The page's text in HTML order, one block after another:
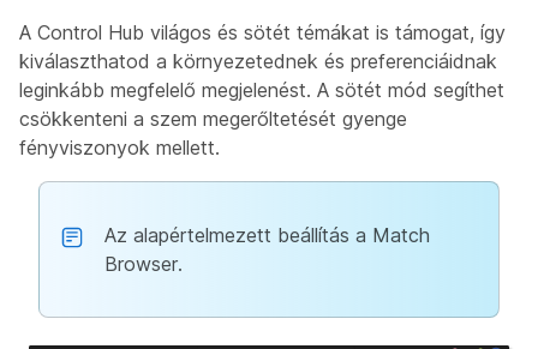
A Control Hub világos és sötét témákat is támogat, így
kiválaszthatod a környezetednek és preferenciáidnak
leginkább megfelelő megjelenést. A sötét mód segíthet
csökkenteni a szem megerőltetését gyenge
fényviszonyok mellett.
Az alapértelmezett beállítás a Match
Browser.